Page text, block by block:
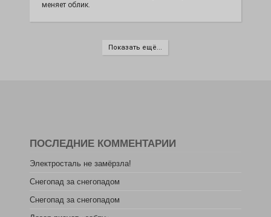
меняет облик.
Показать ещё...
ПОСЛЕДНИЕ КОММЕНТАРИИ
Электросталь не замёрзла!
Снегопад за снегопадом
Снегопад за снегопадом